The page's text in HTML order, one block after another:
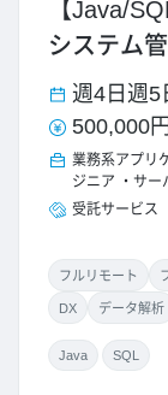
【Java/
システム
週4日 週5
500,000円
業務系アプリ
ジニア
サー
受託サービス
フルリモート
DX データ解析
Java SQL